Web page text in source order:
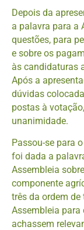
Depois da
a palavra para a
questões, para
e sobre os
às candidaturas
Após a
dúvidas
postas à
unanimidade.
Passou-se para
foi dada a
Assembleia
componente
três da ordem
Assembleia para
achassem